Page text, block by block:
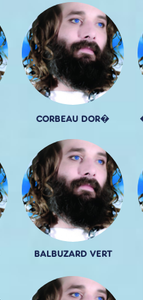
CORBEAU DOR�
BALBUZARD VERT